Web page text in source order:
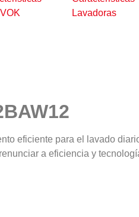
eficiente para el lavado
a eficiencia y